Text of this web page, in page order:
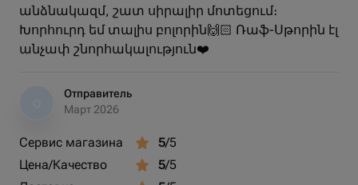
անձնակազմ, շատ սիրալիր մոտեցում։
Խորհուրդ եմ տալիս բոլորին🙌🏻 Ռաֆ-Սթորին էլ
անչափ շնորհակալություն❤️
Отправитель
Март 2026
Сервис магазина 5/5
Цена/Качество
5/5